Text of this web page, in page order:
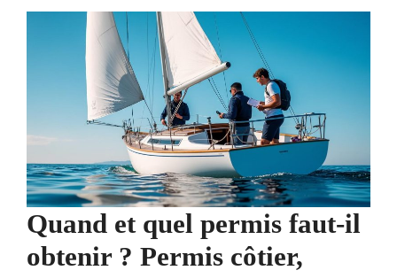
Quand et quel permis faut-il
obtenir ? Permis côtier,